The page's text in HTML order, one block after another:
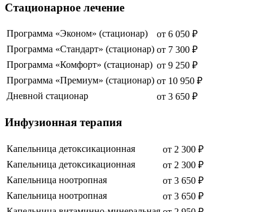
Стационарное лечение
Программа «Эконом» (стационар) от 6 050 ₽
Программа «Стандарт» (стационар) от 7 300 ₽
Программа «Комфорт» (стационар) от 9 250 ₽
Программа «Премиум» (стационар) от 10 950 ₽
Дневной стационар
от 3 650 ₽
Инфузионная терапия
Капельница детоксикационная от 2 300 ₽
Капельница детоксикационная
от 2 300 ₽
Капельница ноотропная
от 3 650 ₽
Капельница ноотропная
от 3 650 ₽